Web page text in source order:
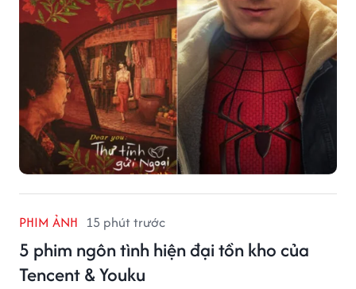
PHIM ẢNH 15 phút trước
5 phim ngôn tình hiện đại tồn kho của
Tencent & Youku